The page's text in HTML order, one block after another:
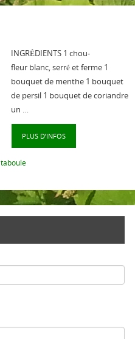
INGRÉDIENTS 1 chou-
fleur blanc, serré et ferme 1
bouquet de menthe 1 bouquet
de persil 1 bouquet de coriandre
un …
PLUS D’INFOS
taboule